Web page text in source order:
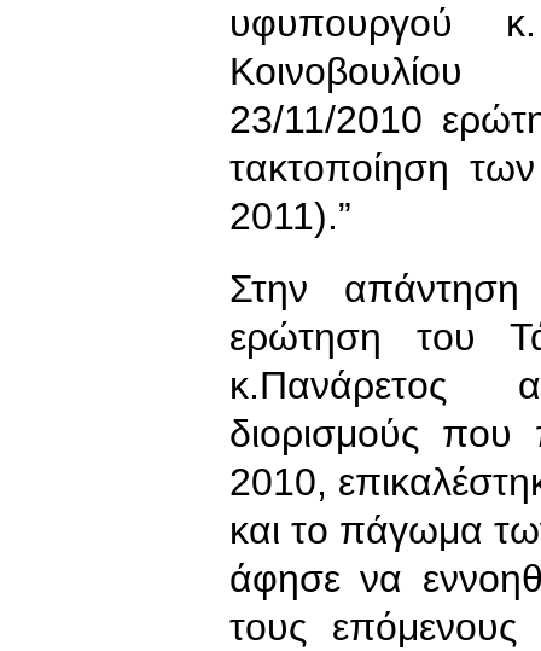
υφυπουργού
23/11/2010
τακτοποίηση
2011).”
Στην απάντηση
ερώτηση του
κ.Πανάρετος
διορισμούς που
2010,
και το πάγωμα
άφησε να
τους επόμενους